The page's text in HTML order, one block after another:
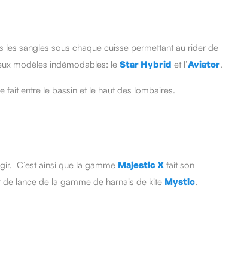
les sangles sous chaque cuisse permettant au rider de
modèles indémodables: le Star Hybrid et l’Aviator.
fait entre le bassin et le haut des lombaires.
C’est ainsi que la gamme Majestic X fait son
lance de la gamme de harnais de kite Mystic.